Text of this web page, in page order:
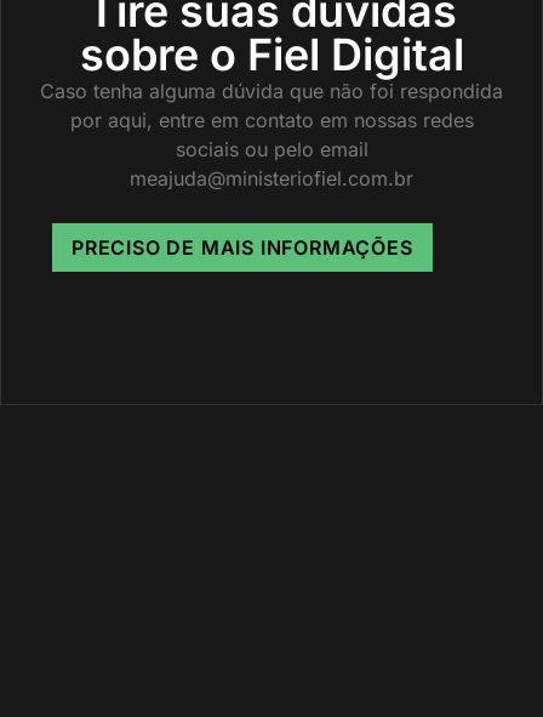
Tire suas dúvidas
sobre o Fiel Digital
Caso tenha alguma dúvida que não foi respondida
por aqui, entre em contato em nossas redes
sociais ou pelo email
meajuda@ministeriofiel.com.br
PRECISO DE MAIS INFORMAÇÕES